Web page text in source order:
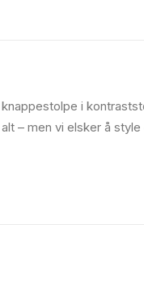
i
– men vi elsker å style